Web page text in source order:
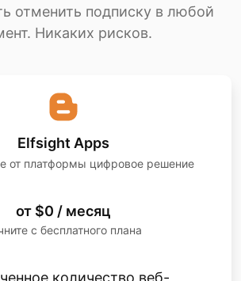
отменить подписку в любой
Никаких рисков.
Elfsight Apps
от платформы цифровое решение
от $0 / месяц
с бесплатного плана